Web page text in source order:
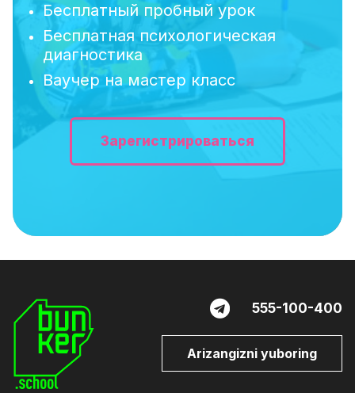
Бесплатный пробный урок
Бесплатная психологическая
диагностика
Ваучер на мастер класс
Зарегистрироваться
555-100-400
Arizangizni yuboring